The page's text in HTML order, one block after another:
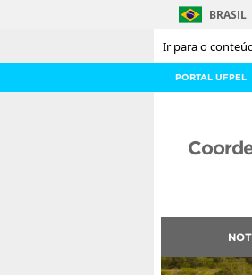
Ir para o
BRASIL
PORTAL UFPEL